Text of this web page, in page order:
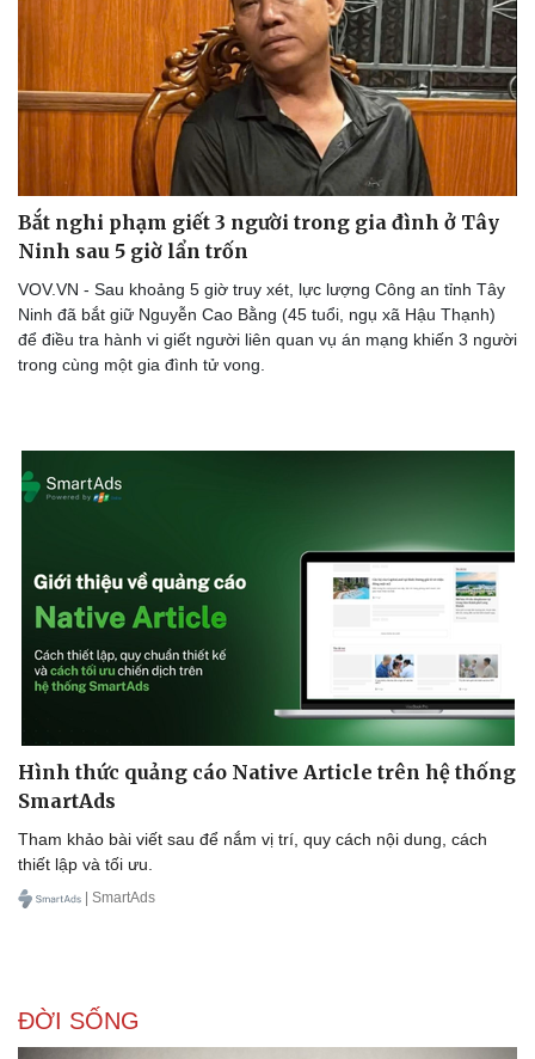
Bắt nghi phạm giết 3 người trong gia đình ở Tây
Ninh sau 5 giờ lẩn trốn
VOV.VN - Sau khoảng 5 giờ truy xét, lực lượng Công an tỉnh Tây
Ninh đã bắt giữ Nguyễn Cao Bằng (45 tuổi, ngụ xã Hậu Thạnh)
để điều tra hành vi giết người liên quan vụ án mạng khiến 3 người
trong cùng một gia đình tử vong.
Hình thức quảng cáo Native Article trên hệ thống
SmartAds
Tham khảo bài viết sau để nắm vị trí, quy cách nội dung, cách
thiết lập và tối ưu.
| SmartAds
ĐỜI SỐNG